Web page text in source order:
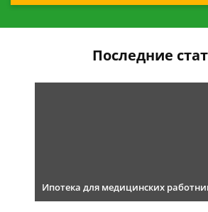
Последние
Ипотека для медицинских